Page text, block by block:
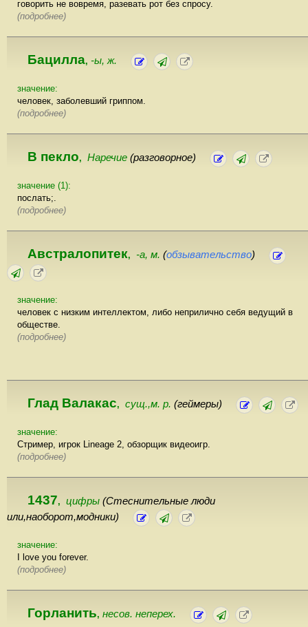
говорить не вовремя, разевать рот без спросу.
(подробнее)
Бацилла, -ы, ж.
значение:
человек, заболевший гриппом.
(подробнее)
В пекло, Наречие (разговорное)
значение (1):
послать;.
(подробнее)
Австралопитек, -а, м. (обзывательство)
значение:
человек с низким интеллектом, либо неприлично себя ведущий в
обществе.
(подробнее)
Глад Валакас, сущ.,м. р. (геймеры)
значение:
Стример, игрок Lineage 2, обзорщик видеоигр.
(подробнее)
1437, цифры (Стеснительные люди
или,наоборот,модники)
значение:
I love you forever.
(подробнее)
Горланить, несов. неперех.